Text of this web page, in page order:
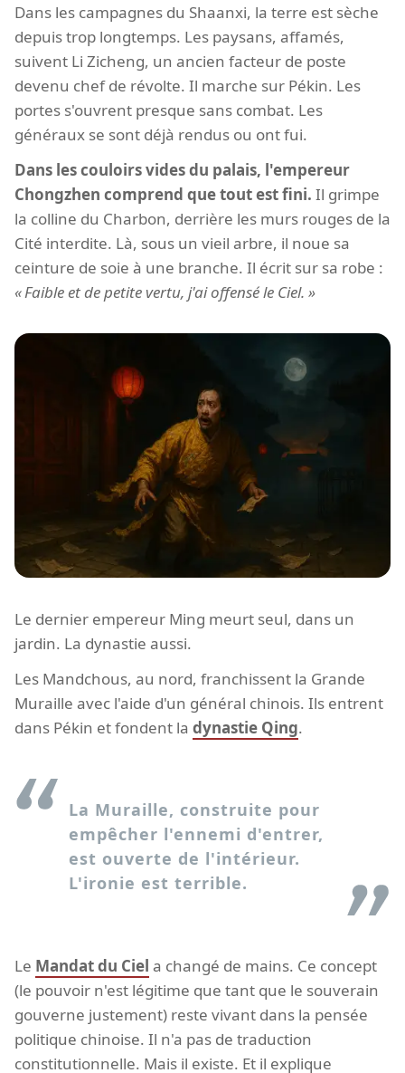
Dans les campagnes du Shaanxi, la terre est sèche
depuis trop longtemps. Les paysans, affamés,
suivent Li Zicheng, un ancien facteur de poste
devenu chef de révolte. Il marche sur Pékin. Les
portes s'ouvrent presque sans combat. Les
généraux se sont déjà rendus ou ont fui.
Dans les couloirs vides du palais, l'empereur
Chongzhen comprend que tout est fini. Il grimpe
la colline du Charbon, derrière les murs rouges de la
Cité interdite. Là, sous un vieil arbre, il noue sa
ceinture de soie à une branche. Il écrit sur sa robe :
Faible et de petite vertu, j'ai offensé le Ciel.
Le dernier empereur Ming meurt seul, dans un
jardin. La dynastie aussi.
Les Mandchous, au nord, franchissent la Grande
Muraille avec l'aide d'un général chinois. Ils entrent
dans Pékin et fondent la dynastie Qing.
La Muraille, construite pour
empêcher l'ennemi d'entrer,
est ouverte de l'intérieur.
L'ironie est terrible.
Le Mandat du Ciel a changé de mains. Ce concept
(le pouvoir n'est légitime que tant que le souverain
gouverne justement) reste vivant dans la pensée
politique chinoise. Il n'a pas de traduction
constitutionnelle. Mais il existe. Et il explique